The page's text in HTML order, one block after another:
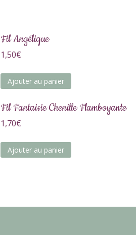
Fil Angélique
1,50€
Ajouter au panier
Fil Fantaisie Chenille Flamboyante
1,70€
Ajouter au panier